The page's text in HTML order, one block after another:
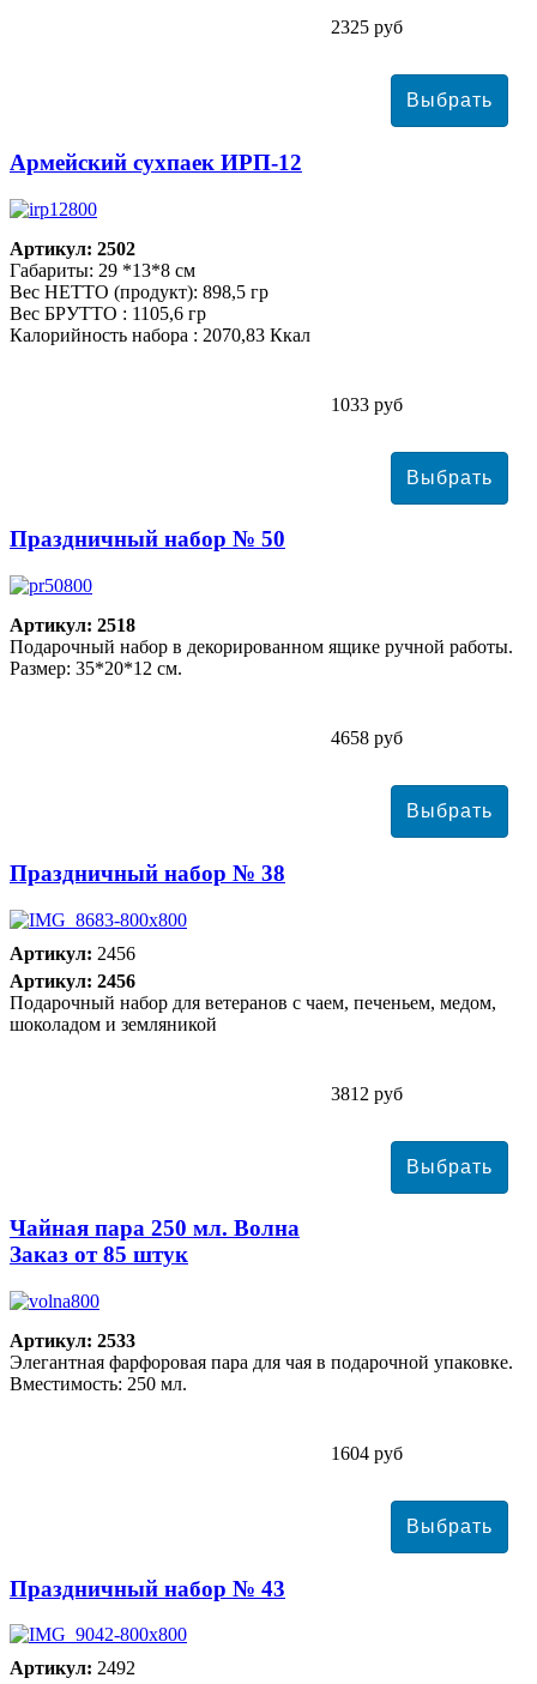
2325 руб
Армейский сухпаек ИРП-12
Артикул: 2502
Габариты: 29 *13*8 см
Вес НЕТТО (продукт): 898,5 гр
Вес БРУТТО : 1105,6 гр
Калорийность набора : 2070,83 Ккал
1033 руб
Праздничный набор № 50
Артикул: 2518
Подарочный набор в декорированном ящике ручной работы.
Размер: 35*20*12 см.
4658 руб
Праздничный набор № 38
Артикул: 2456
Артикул: 2456
Подарочный набор для ветеранов с чаем, печеньем, медом,
шоколадом и земляникой
3812 руб
Чайная пара 250 мл. Волна
Заказ от 85 штук
Артикул: 2533
Элегантная фарфоровая пара для чая в подарочной упаковке.
Вместимость: 250 мл.
1604 руб
Праздничный набор № 43
Артикул: 2492